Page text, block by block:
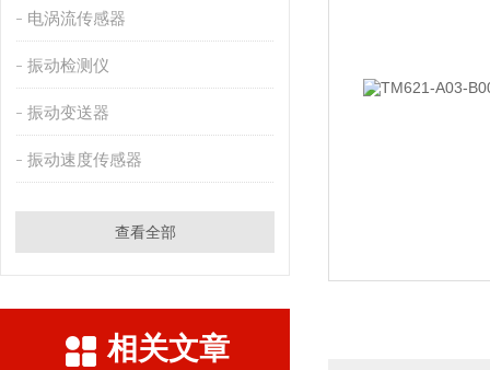
电涡流传感器
振动检测仪
振动变送器
振动速度传感器
查看全部
相关文章